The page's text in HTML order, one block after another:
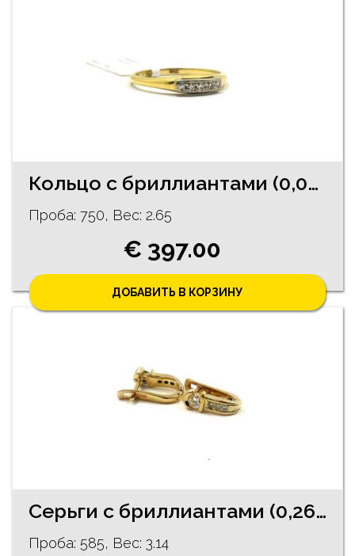
Кольцо с бриллиантами (0,04 ct) 1101-2863
Проба: 750, Bес: 2.65
€ 397.00
ДОБАВИТЬ В КОРЗИНУ
Серьги с бриллиантами (0,26 карата)
Проба: 585, Bес: 3.14